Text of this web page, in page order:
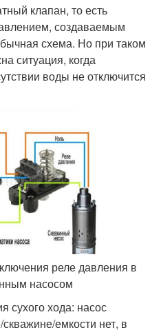
клапан, то есть
создаваемым
схема. Но при таком
ситуация, когда
воды не отключится
реле давления в
насосом
сухого хода: насос
емкости нет, в